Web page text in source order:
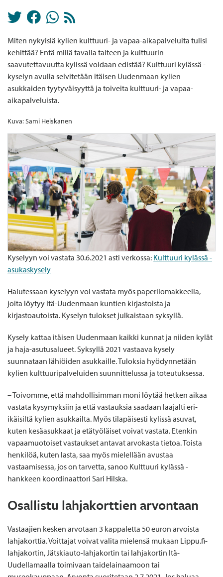
Miten nykyisiä kylien kulttuuri- ja vapaa-aikapalveluita tulisi
kehittää? Entä millä tavalla taiteen ja kulttuurin
saavutettavuutta kylissä voidaan edistää? Kulttuuri kylässä -
kyselyn avulla selvitetään itäisen Uudenmaan kylien
asukkaiden tyytyväisyyttä ja toiveita kulttuuri- ja vapaa-
aikapalveluista.
Kuva: Sami Heiskanen
Kyselyyn voi vastata 30.6.2021 asti verkossa: Kulttuuri kylässä -
asukaskysely
Halutessaan kyselyyn voi vastata myös paperilomakkeella,
joita löytyy Itä-Uudenmaan kuntien kirjastoista ja
kirjastoautoista. Kyselyn tulokset julkaistaan syksyllä.
Kysely kattaa itäisen Uudenmaan kaikki kunnat ja niiden kylät
ja haja-asutusalueet. Syksyllä 2021 vastaava kysely
suunnataan lähiöiden asukkaille. Tuloksia hyödynnetään
kylien kulttuuripalveluiden suunnittelussa ja toteutuksessa.
– Toivomme, että mahdollisimman moni löytää hetken aikaa
vastata kysymyksiin ja että vastauksia saadaan laajalti eri-
ikäisiltä kylien asukkailta. Myös tilapäisesti kylissä asuvat,
kuten kesäasukkaat ja etätyöläiset voivat vastata. Etenkin
vapaamuotoiset vastaukset antavat arvokasta tietoa. Toista
henkilöä, kuten lasta, saa myös mielellään avustaa
vastaamisessa, jos on tarvetta, sanoo Kulttuuri kylässä -
hankkeen koordinaattori Sari Hilska.
Osallistu lahjakorttien arvontaan
Vastaajien kesken arvotaan 3 kappaletta 50 euron arvoista
lahjakorttia. Voittajat voivat valita mielensä mukaan Lippu.fi-
lahjakortin, Jätskiauto-lahjakortin tai lahjakortin Itä-
Uudellamaalla toimivaan taidelainaamoon tai